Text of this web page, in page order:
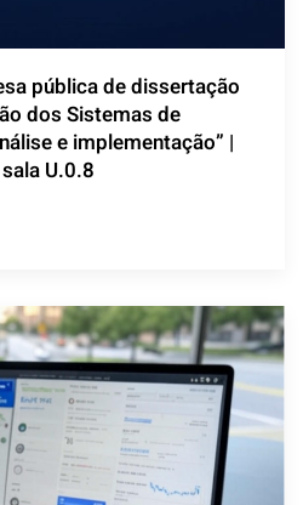
pública de dissertação
dos Sistemas de
e implementação” |
U.0.8